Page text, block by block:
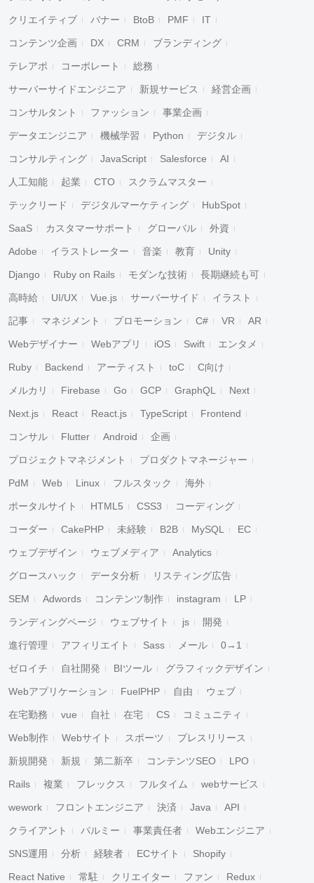
クリエイティブ バナー BtoB PMF IT
コンテンツ企画 DX CRM ブランディング
テレアポ コーポレート 総務
サーバーサイドエンジニア 新規サービス 経営企画
コンサルタント ファッション 事業企画
データエンジニア 機械学習 Python デジタル
コンサルティング JavaScript Salesforce AI
人工知能 起業 CTO スクラムマスター
テックリード デジタルマーケティング HubSpot
SaaS カスタマーサポート グローバル 外資
Adobe イラストレーター 音楽 教育 Unity
Django Ruby on Rails モダンな技術 長期継続も可
高時給 UI/UX Vue.js サーバーサイド イラスト
記事 マネジメント プロモーション C# VR AR
Webデザイナー Webアプリ iOS Swift エンタメ
Ruby Backend アーティスト toC C向け
メルカリ Firebase Go GCP GraphQL Next
Next.js React React.js TypeScript Frontend
コンサル Flutter Android 企画
プロジェクトマネジメント プロダクトマネージャー
PdM Web Linux フルスタック 海外
ポータルサイト HTML5 CSS3 コーディング
コーダー CakePHP 未経験 B2B MySQL EC
ウェブデザイン ウェブメディア Analytics
グロースハック データ分析 リスティング広告
SEM Adwords コンテンツ制作 instagram LP
ランディングページ ウェブサイト js 開発
進行管理 アフィリエイト Sass メール 0→1
ゼロイチ 自社開発 BIツール グラフィックデザイン
Webアプリケーション FuelPHP 自由 ウェブ
在宅勤務 vue 自社 在宅 CS コミュニティ
Web制作 Webサイト スポーツ プレスリリース
新規開発 新規 第二新卒 コンテンツSEO LPO
Rails 複業 フレックス フルタイム webサービス
wework フロントエンジニア 決済 Java API
クライアント パルミー 事業責任者 Webエンジニア
SNS運用 分析 経験者 ECサイト Shopify
React Native 常駐 クリエイター ファン Redux